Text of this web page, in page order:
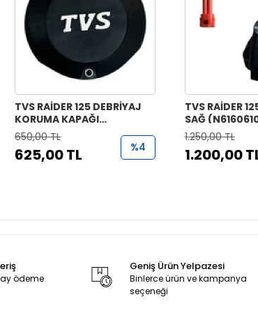
TVS RAİDER 125 DEBRİYAJ
KORUMA KAPAĞI
(N6030380)
650,00 TL
625,00 TL %4
TVS RAİDER
SAĞ
1.250,00 TL
1.200,00
ödeme
Geniş Ürün Yelpazesi
Binlerce ürün ve kampanya
seçeneği